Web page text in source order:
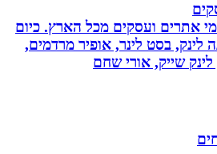
ועסקים מכל הארץ. כיום
בסט לינר, אופיר מרדמים,
שייק, אורי שחם